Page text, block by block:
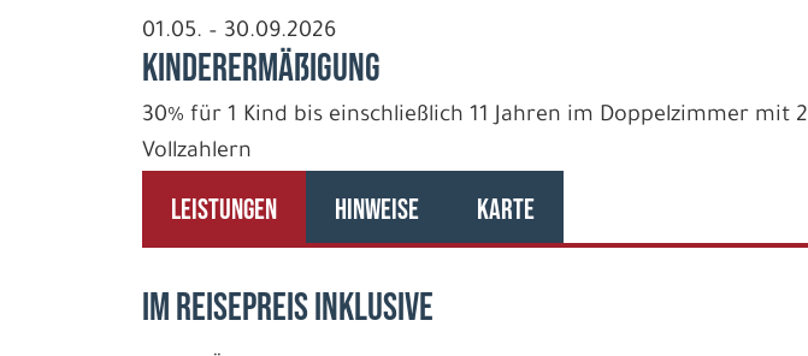
01.05. – 30.09.2026
Kinderermäßigung
30% für 1 Kind bis einschließlich 11 Jahren im Doppelzimmer mit 2
Vollzahlern
LEISTUNGEN HINWEISE KARTE
IM REISEPREIS INKLUSIVE